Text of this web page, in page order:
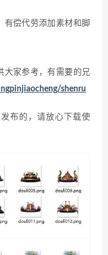
有偿代劳添加素材和脚
大家参考，有需要的兄
shenru
布的，请放心下载使